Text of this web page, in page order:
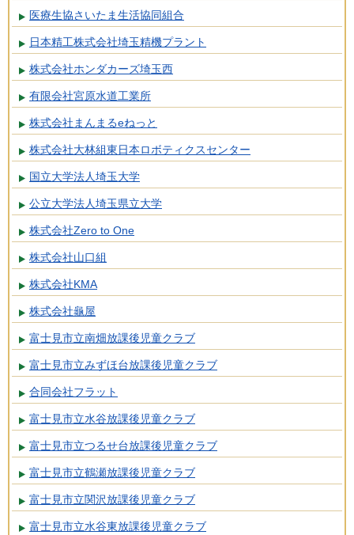
医療生協さいたま生活協同組合
日本精工株式会社埼玉精機プラント
株式会社ホンダカーズ埼玉西
有限会社宮原水道工業所
株式会社まんまるeねっと
株式会社大林組東日本ロボティクスセンター
国立大学法人埼玉大学
公立大学法人埼玉県立大学
株式会社Zero to One
株式会社山口組
株式会社KMA
株式会社龜屋
富士見市立南畑放課後児童クラブ
富士見市立みずほ台放課後児童クラブ
合同会社フラット
富士見市立水谷放課後児童クラブ
富士見市立つるせ台放課後児童クラブ
富士見市立鶴瀬放課後児童クラブ
富士見市立関沢放課後児童クラブ
富士見市立水谷東放課後児童クラブ